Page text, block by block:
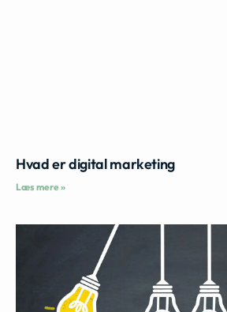
Hvad er digital marketing
Læs mere »